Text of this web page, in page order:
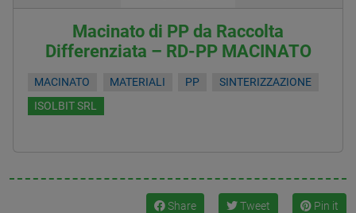
Macinato di PP da Raccolta
Differenziata – RD-PP MACINATO
MACINATO MATERIALI PP
SINTERIZZAZIONE
ISOLBIT SRL
Share Tweet Pin it